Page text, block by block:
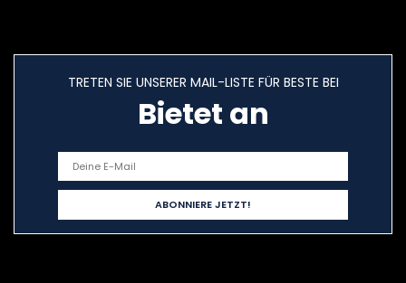
TRETEN SIE UNSERER MAIL-LISTE FÜR BESTE BEI
Bietet an